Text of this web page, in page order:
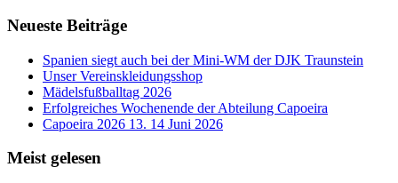
Neueste Beiträge
Spanien siegt auch bei der Mini-WM der DJK Traunstein
Unser Vereinskleidungsshop
Mädelsfußballtag 2026
Erfolgreiches Wochenende der Abteilung Capoeira
Capoeira 2026 13. 14 Juni 2026
Meist gelesen